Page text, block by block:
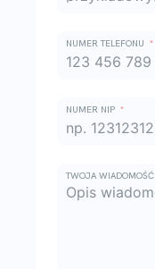
NUMER TELEFONU
NUMER NIP
TWOJA WIADOMOŚĆ